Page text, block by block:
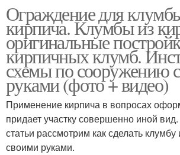
Ограждение для
кирпича. Клумбы из
оригинальные
кирпичных клумб.
схемы по сооружению
руками (фото + видео)
Применение кирпича в вопросах
придает участку совершенно иной
статьи рассмотрим как сделать клумбу
своими руками.